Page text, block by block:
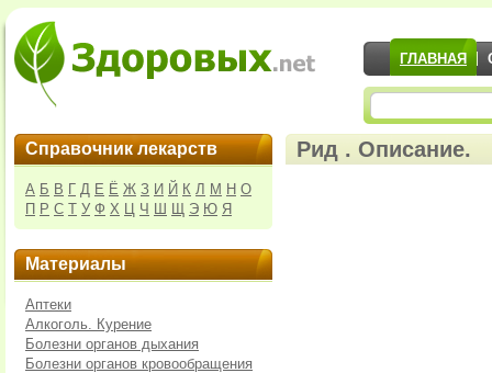
ГЛАВНАЯ
Справочник лекарств
А Б В Г Д Е Ё Ж З И Й К Л М Н О
П Р С Т У Ф Х Ц Ч Ш Щ Э Ю Я
Материалы
Аптеки
Алкоголь. Курение
Болезни органов дыхания
Болезни органов кровообращения
Рид . Описание.